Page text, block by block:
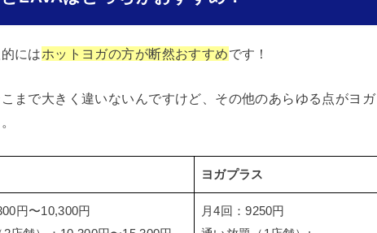
にはホットヨガの方が断然おすすめです！
まで大きく違いないんですけど、その他のあらゆる点がヨガ
ヨガプラス
円〜10,300円
月4回：9250円